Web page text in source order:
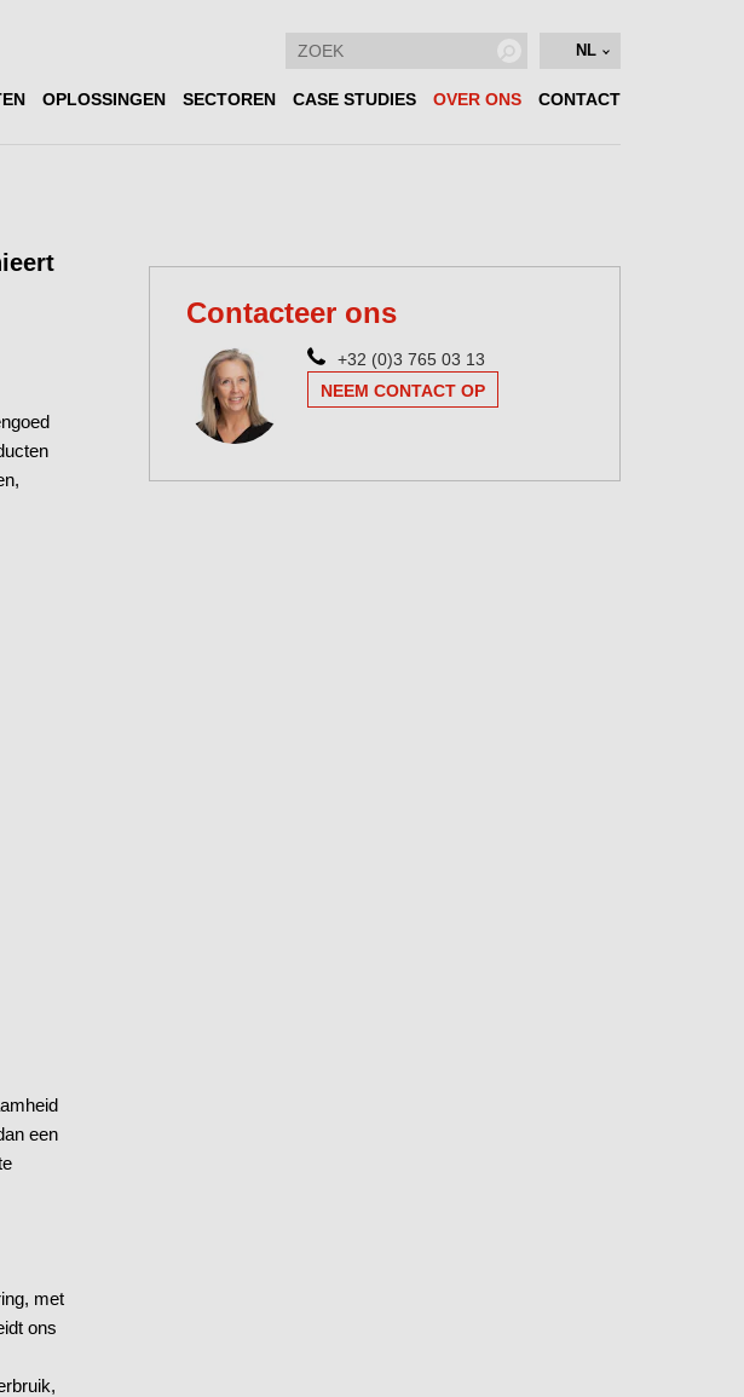
NL
OPLOSSINGEN SECTOREN CASE STUDIES OVER ONS CONTACT
een
met
ons
Contacteer ons
+32 (0)3 765 03 13
NEEM CONTACT OP